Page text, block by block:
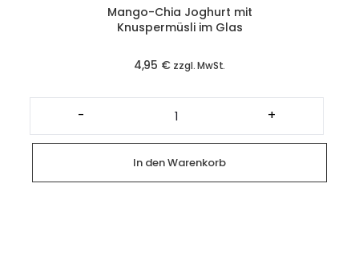
Mango-Chia Joghurt mit
Knuspermüsli im Glas
4,95 € zzgl. MwSt.
-
Mango-
Chia
Joghurt
mit
Knuspermüsli
im
Glas
Menge
+
In den Warenkorb